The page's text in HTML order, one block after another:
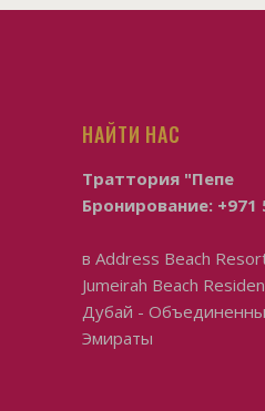
НАЙТИ НАС
Траттория "Пепе
Бронирование: +971
в Address Beach
Jumeirah Beach
Дубай -
Эмираты